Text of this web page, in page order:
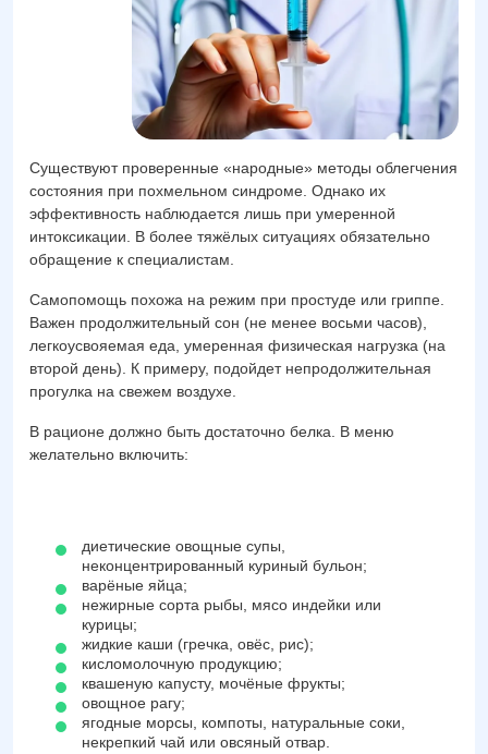
Существуют проверенные «народные» методы облегчения
состояния при похмельном синдроме. Однако их
эффективность наблюдается лишь при умеренной
интоксикации. В более тяжёлых ситуациях обязательно
обращение к специалистам.
Самопомощь похожа на режим при простуде или гриппе.
Важен продолжительный сон (не менее восьми часов),
легкоусвояемая еда, умеренная физическая нагрузка (на
второй день). К примеру, подойдет непродолжительная
прогулка на свежем воздухе.
В рационе должно быть достаточно белка. В меню
желательно включить:
диетические овощные супы,
неконцентрированный куриный бульон;
варёные яйца;
нежирные сорта рыбы, мясо индейки или
курицы;
жидкие каши (гречка, овёс, рис);
кисломолочную продукцию;
квашеную капусту, мочёные фрукты;
овощное рагу;
ягодные морсы, компоты, натуральные соки,
некрепкий чай или овсяный отвар.